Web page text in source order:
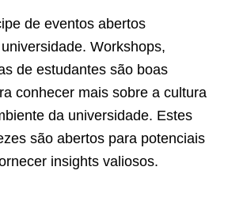
de eventos abertos
Workshops,
de estudantes são boas
conhecer mais sobre a cultura
da universidade. Estes
são abertos para potenciais
insights valiosos.